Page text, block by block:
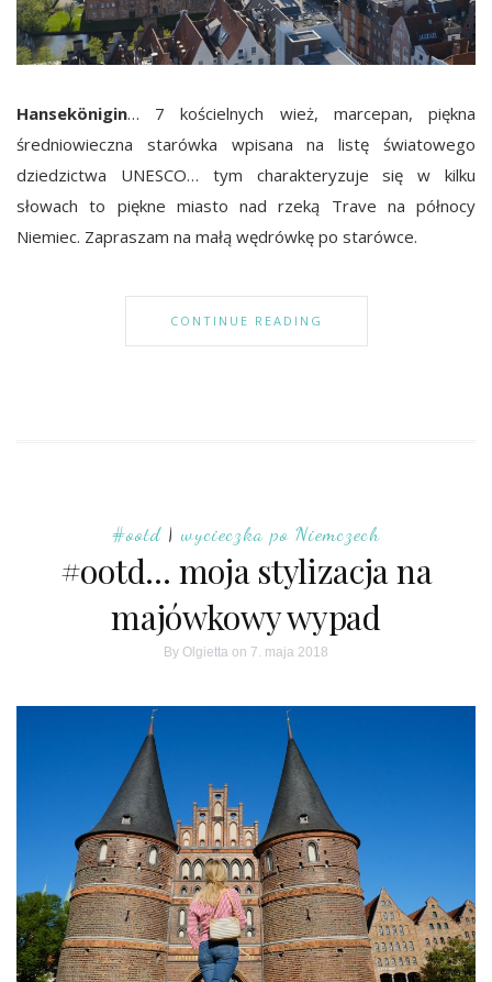
Hansekönigin… 7 kościelnych wież, marcepan, piękna
średniowieczna starówka wpisana na listę światowego
dziedzictwa UNESCO… tym charakteryzuje się w kilku
słowach to piękne miasto nad rzeką Trave na północy
Niemiec. Zapraszam na małą wędrówkę po starówce.
CONTINUE READING
#ootd | wycieczka po Niemczech
#ootd… moja stylizacja na
majówkowy wypad
By Olgietta on 7. maja 2018